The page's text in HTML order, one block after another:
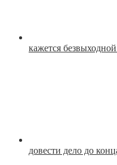
кажется
довести дело до